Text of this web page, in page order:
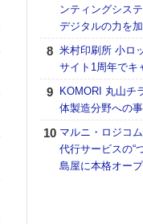
ンティングシス
デジタルの力を
米村印刷所 小ロ
サイト1周年でキ
KOMORI 丸山チ
体製造分野への
マルニ・ロジコ
代行サービスの“
島屋に本格オー